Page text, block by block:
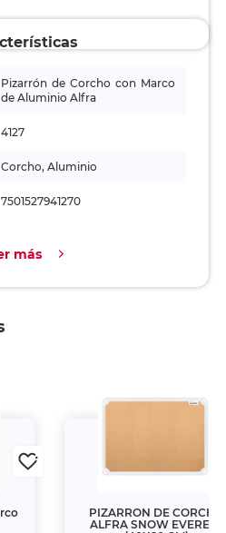
Pizarrón de Corcho con Marco
de Aluminio Alfra
4127
Corcho, Aluminio
7501527941270
más
PIZARRON DE CORCHO
ALFRA SNOW EVEREST